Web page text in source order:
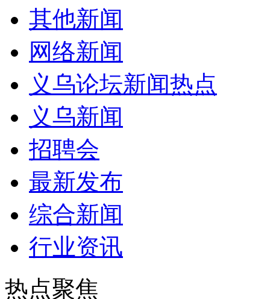
其他新闻
网络新闻
义乌论坛新闻热点
义乌新闻
招聘会
最新发布
综合新闻
行业资讯
热点聚焦